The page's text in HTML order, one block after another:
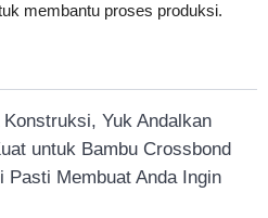
membantu proses produksi.
Yuk Andalkan
untuk Bambu Crossbond
Pasti Membuat Anda Ingin